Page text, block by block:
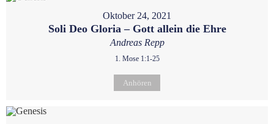
Oktober 24, 2021
Soli Deo Gloria – Gott allein die Ehre
Andreas Repp
1. Mose 1:1-25
Anhören